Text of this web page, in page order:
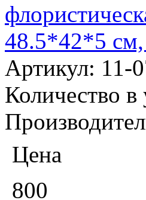
48.5*42*5 см,
Артикул: 11-
Количество в
Цена
800